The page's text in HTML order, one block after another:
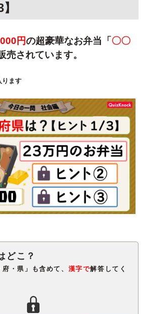
円の超豪華なお弁当「〇〇
売されています。
ります
・県」も含めて、 漢字で解答してく